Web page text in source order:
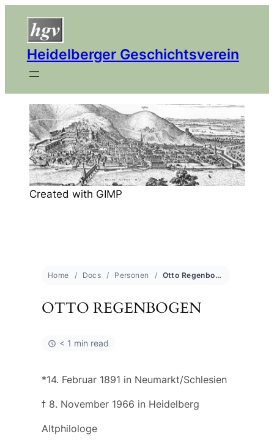
Heidelberger Geschichtsverein
Created with GIMP
Home Docs Personen Otto Regenbogen
OTTO REGENBOGEN
< 1 min read
*14. Februar 1891 in Neumarkt/Schlesien
ϯ 8. November 1966 in Heidelberg
Altphilologe